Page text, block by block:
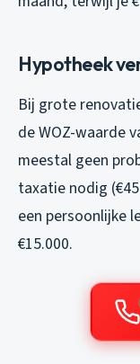
Hypotheek
Bij grote
de WOZ-waarde
meestal geen
taxatie nodig
een persoonlijke
€15.000.